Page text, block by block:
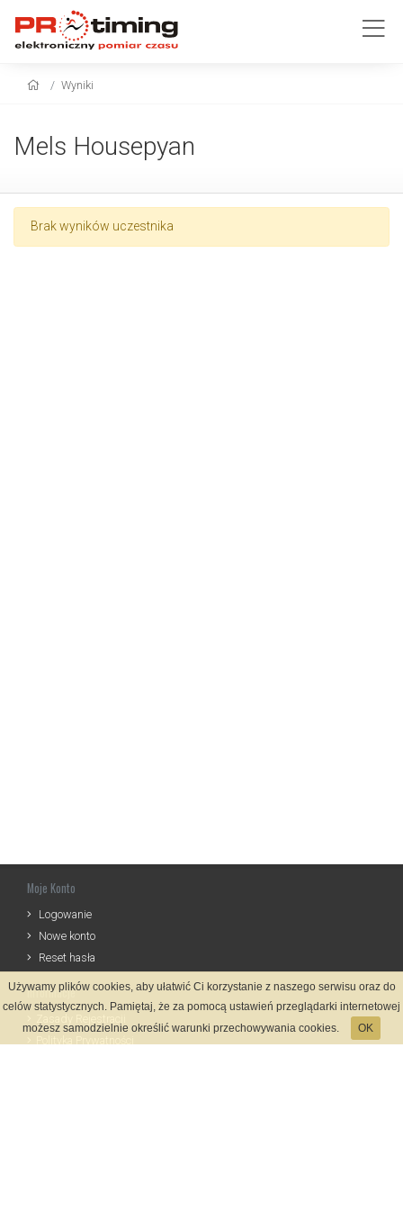
Wyniki
Mels Housepyan
Brak wyników uczestnika
Moje Konto
Logowanie
Nowe konto
Reset hasła
Informacje
Używamy plików cookies, aby ułatwić Ci korzystanie z naszego serwisu oraz do
celów statystycznych. Pamiętaj, że za pomocą ustawień przeglądarki internetowej
możesz samodzielnie określić warunki przechowywania cookies.
OK